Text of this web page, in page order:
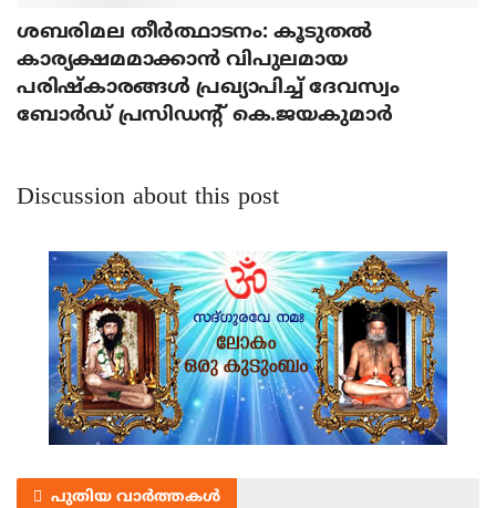
ശബരിമല തീര്‍ത്ഥാടനം: കൂടുതല്‍
കാര്യക്ഷമമാക്കാന്‍ വിപുലമായ
പരിഷ്‌കാരങ്ങള്‍ പ്രഖ്യാപിച്ച് ദേവസ്വം
ബോര്‍ഡ് പ്രസിഡന്റ് കെ.ജയകുമാര്‍
Discussion about this post
പുതിയ വാർത്തകൾ